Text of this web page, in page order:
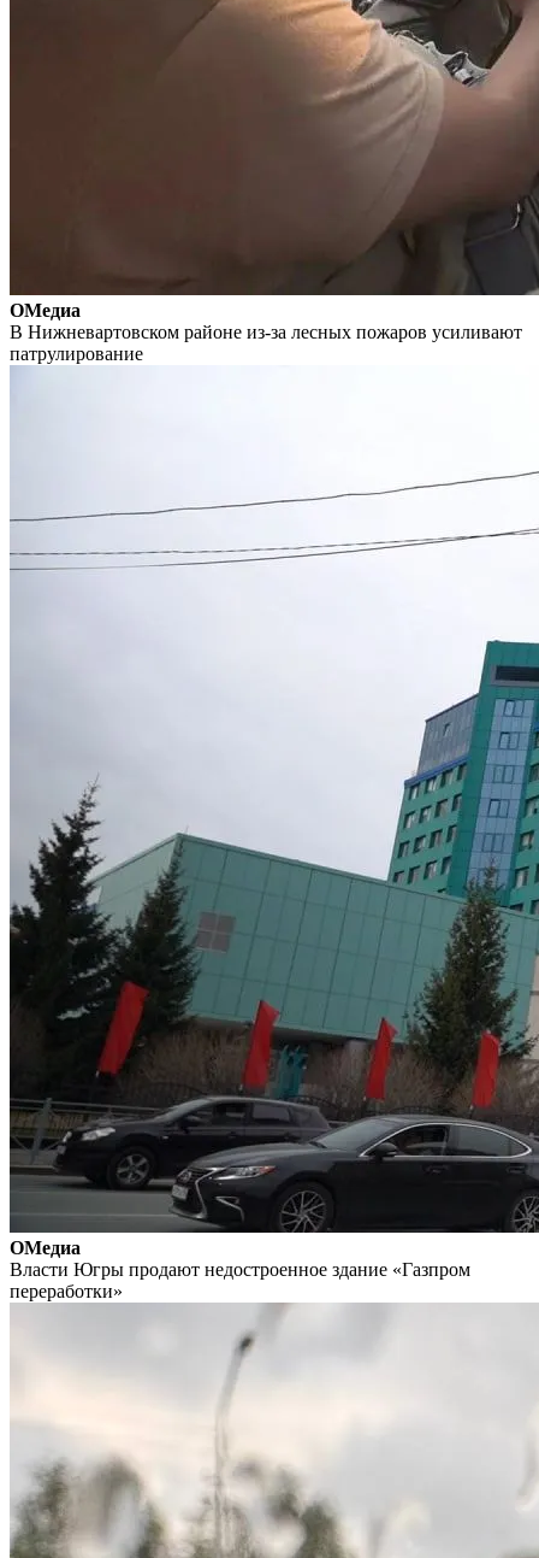
ОМедиа
В Нижневартовском районе из-за лесных пожаров усиливают
патрулирование
ОМедиа
Власти Югры продают недостроенное здание «Газпром
переработки»